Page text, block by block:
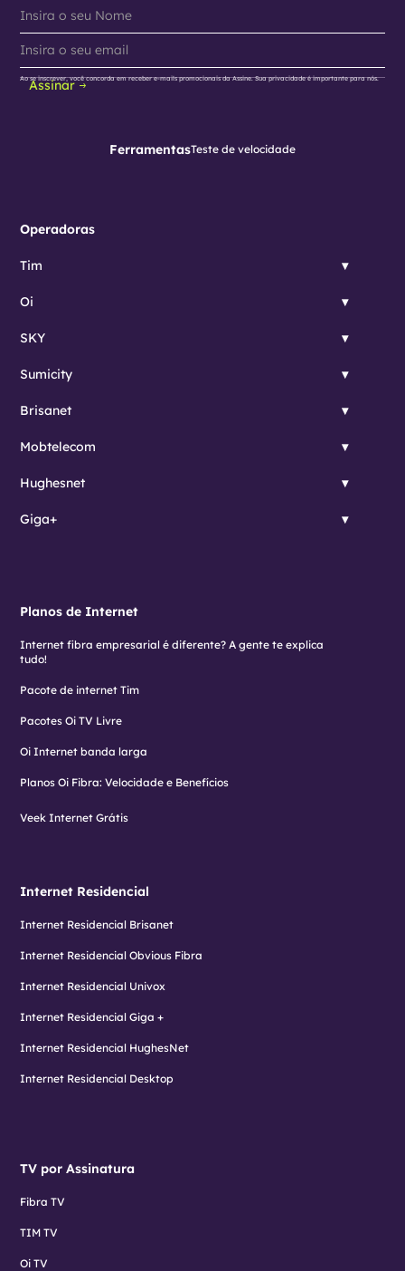
Assinar
Ao se inscrever, você concorda em receber e-mails promocionais da Assine. Sua privacidade é importante para nós.
FerramentasTeste de velocidade
Operadoras
Tim
Oi
SKY
Sumicity
Brisanet
Mobtelecom
Hughesnet
Giga+
Planos de Internet
Internet fibra empresarial é diferente? A gente te explica
tudo!
Pacote de internet Tim
Pacotes Oi TV Livre
Oi Internet banda larga
Planos Oi Fibra: Velocidade e Benefícios
Veek Internet Grátis
Internet Residencial
Internet Residencial Brisanet
Internet Residencial Obvious Fibra
Internet Residencial Univox
Internet Residencial Giga +
Internet Residencial HughesNet
Internet Residencial Desktop
TV por Assinatura
Fibra TV
TIM TV
Oi TV